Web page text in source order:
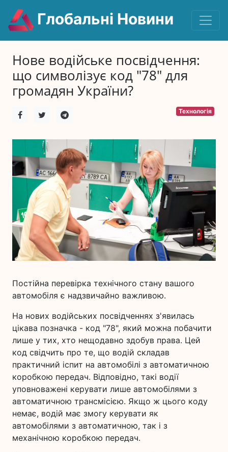
Глобальні Новини
Нове водійське посвідчення:
що символізує код "78" для
громадян України?
Технологія
Постійна перевірка технічного стану вашого
автомобіля є надзвичайно важливою.
На нових водійських посвідченнях з'явилась
цікава позначка - код "78", який можна побачити
лише у тих, хто нещодавно здобув права. Цей
код свідчить про те, що водій складав
практичний іспит на автомобілі з автоматичною
коробкою передач. Відповідно, такі водії
уповноважені керувати лише автомобілями з
автоматичною трансмісією. Якщо ж цього коду
немає, водій має змогу керувати як
автомобілями з автоматичною, так і з
механічною коробкою передач.